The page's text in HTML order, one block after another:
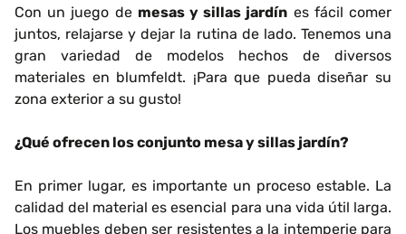
Con un juego de mesas y sillas jardín es fácil comer
juntos, relajarse y dejar la rutina de lado. Tenemos una
gran variedad de modelos hechos de diversos
materiales en blumfeldt. ¡Para que pueda diseñar su
zona exterior a su gusto!
¿Qué ofrecen los conjunto mesa y sillas jardín?
En primer lugar, es importante un proceso estable. La
calidad del material es esencial para una vida útil larga.
Los muebles deben ser resistentes a la intemperie para